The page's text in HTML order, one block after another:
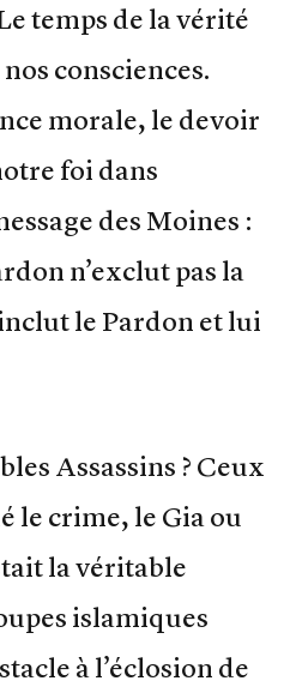
temps de la vérité
consciences.
morale, le devoir
foi dans
des Moines :
n’exclut pas la
le Pardon et lui
Assassins ? Ceux
le crime, le Gia ou
la véritable
islamiques
à l’éclosion de